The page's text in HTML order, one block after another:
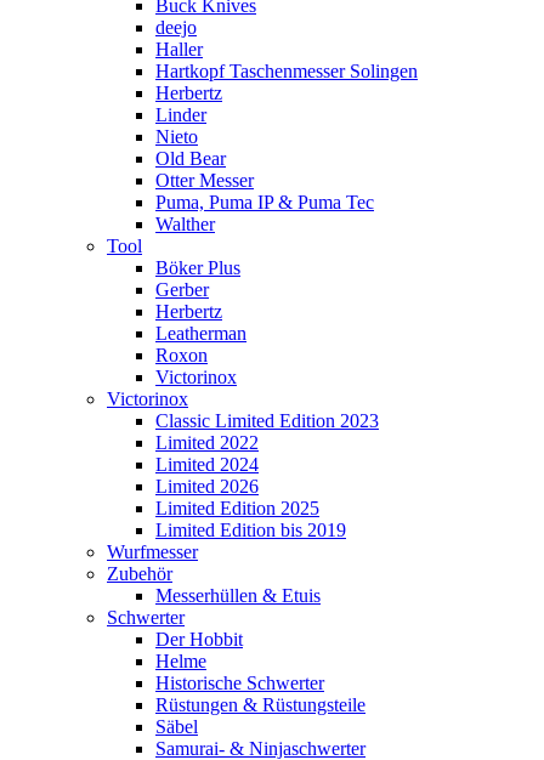
Buck Knives
deejo
Haller
Hartkopf Taschenmesser Solingen
Herbertz
Linder
Nieto
Old Bear
Otter Messer
Puma, Puma IP & Puma Tec
Walther
Tool
Böker Plus
Gerber
Herbertz
Leatherman
Roxon
Victorinox
Victorinox
Classic Limited Edition 2023
Limited 2022
Limited 2024
Limited 2026
Limited Edition 2025
Limited Edition bis 2019
Wurfmesser
Zubehör
Messerhüllen & Etuis
Schwerter
Der Hobbit
Helme
Historische Schwerter
Rüstungen & Rüstungsteile
Säbel
Samurai- & Ninjaschwerter